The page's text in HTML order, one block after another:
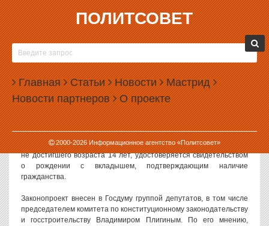
ПОЛИТСОВЕТ
Главная Статьи Новости Мастрид
Новости партнеров О проекте
2000-2026Информационное агентство «Политсовет»
17.03.2006, 09:02
ПАСПОРТ СТАНЕТ УДОСТОВЕРЕНИЕМ
ЛИЧНОСТИ
16 марта - В Госдуму внесен законопроект, который
устанавливает перечень документов, удостоверяющих
гражданство РФ. Поправки, содержащиеся в законопроекте,
предлагают удостоверять наличие гражданства с помощью
следующих документов: заграничный паспорт, дипломатический
паспорт, служебный паспорт, паспорт моряка. Гражданство лица,
не достигшего возраста 14 лет, удостоверяется свидетельством
о рождении с вкладышем, подтверждающим наличие
гражданства.
Законопроект внесен в Госдуму группой депутатов, в том числе
председателем комитета по конституционному законодательству
и госстроительству Владимиром Плигиным. По его мнению,